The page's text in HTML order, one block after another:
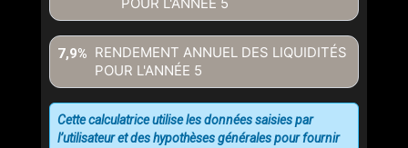
POUR L'ANNÉE 5
RENDEMENT ANNUEL DES LIQUIDITÉS
POUR L'ANNÉE 5
7,9%
Cette calculatrice utilise les données saisies par
l’utilisateur et des hypothèses générales pour fournir